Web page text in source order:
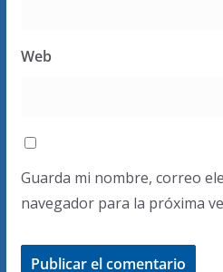
Web
Guarda mi nombre, correo
navegador para la próxima